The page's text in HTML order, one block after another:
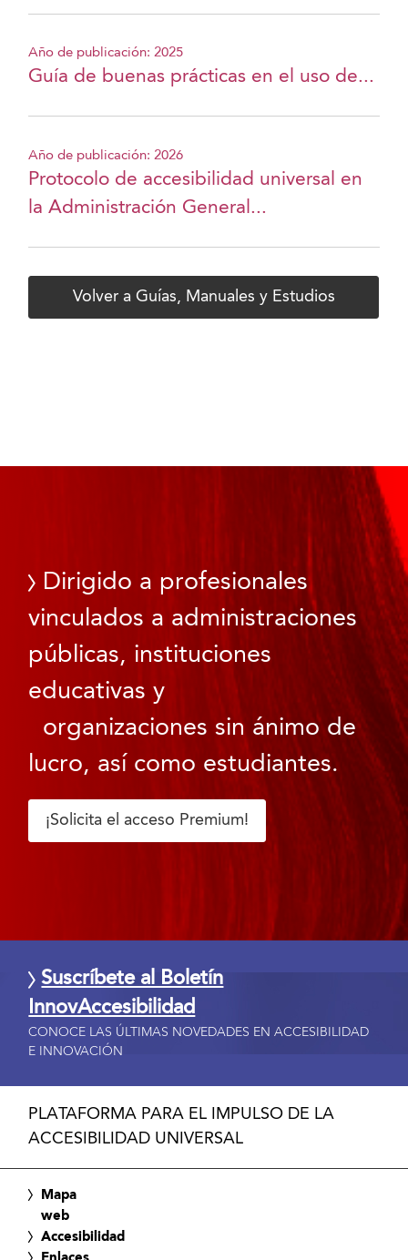
Año de publicación: 2025
Guía de buenas prácticas en el uso de...
Año de publicación: 2026
Protocolo de accesibilidad universal en
la Administración General...
Volver a Guías, Manuales y Estudios
Dirigido a profesionales
vinculados a administraciones
públicas, instituciones
educativas y
organizaciones sin ánimo de
lucro, así como estudiantes.
¡Solicita el acceso Premium!
Suscríbete al Boletín
InnovAccesibilidad
CONOCE LAS ÚLTIMAS NOVEDADES EN ACCESIBILIDAD
E INNOVACIÓN
PLATAFORMA PARA EL IMPULSO DE LA
ACCESIBILIDAD UNIVERSAL
Mapa
web
Accesibilidad